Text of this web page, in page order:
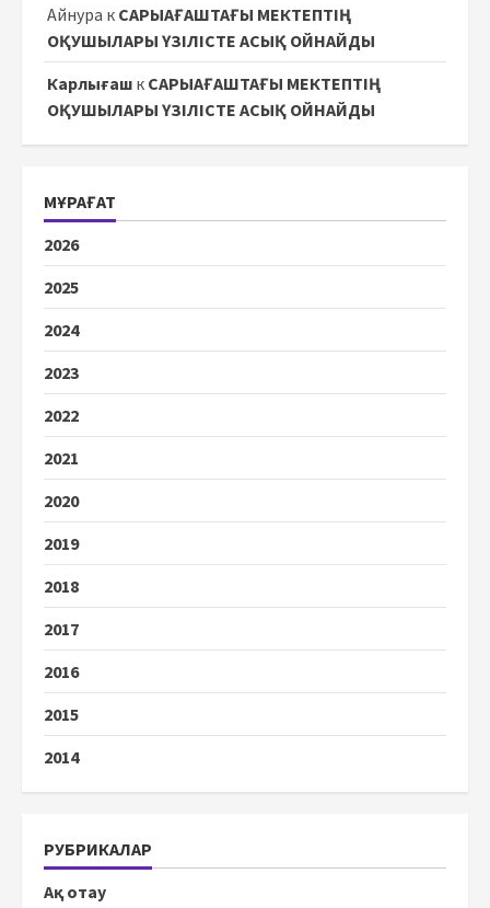
Айнура к САРЫАҒАШТАҒЫ МЕКТЕПТІҢ
ОҚУШЫЛАРЫ ҮЗІЛІСТЕ АСЫҚ ОЙНАЙДЫ
Карлығаш к САРЫАҒАШТАҒЫ МЕКТЕПТІҢ
ОҚУШЫЛАРЫ ҮЗІЛІСТЕ АСЫҚ ОЙНАЙДЫ
МҰРАҒАТ
2026
2025
2024
2023
2022
2021
2020
2019
2018
2017
2016
2015
2014
РУБРИКАЛАР
Ақ отау